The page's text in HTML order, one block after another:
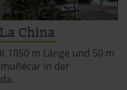
China
1050 m Länge und 50 m
in der